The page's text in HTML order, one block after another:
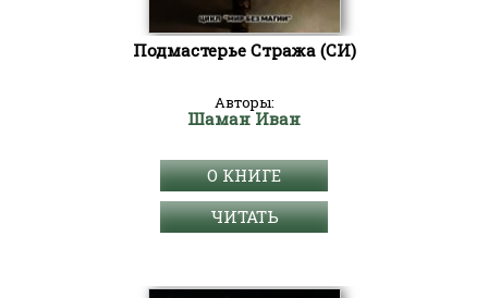
Подмастерье Стража (СИ)
Авторы:
Шаман Иван
О КНИГЕ
ЧИТАТЬ